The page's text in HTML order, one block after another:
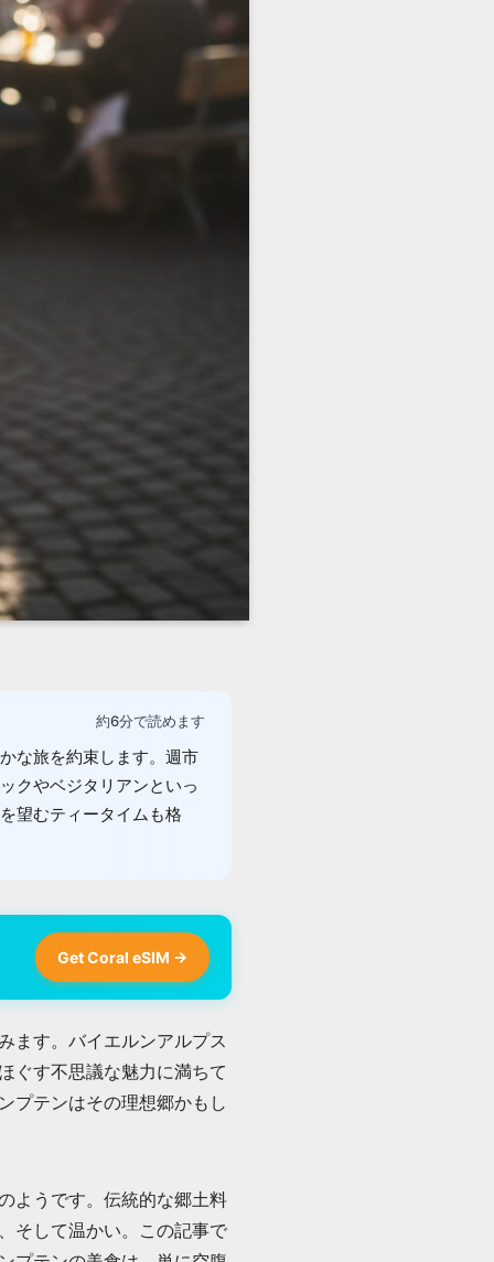
約6分で読めます
な旅を約束します。週市
クやベジタリアンといっ
望むティータイムも格
Get Coral eSIM →
ます。バイエルンアルプス
ぐす不思議な魅力に満ちて
プテンはその理想郷かもし
ようです。伝統的な郷土料
そして温かい。この記事で